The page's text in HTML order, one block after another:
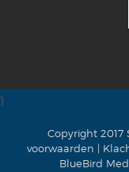
1
Copyright 2017
voorwaarden |
BlueBird